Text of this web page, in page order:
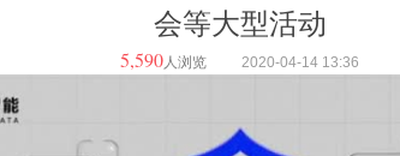
会等大型活动
5,590人浏览 2020-04-14 13:36